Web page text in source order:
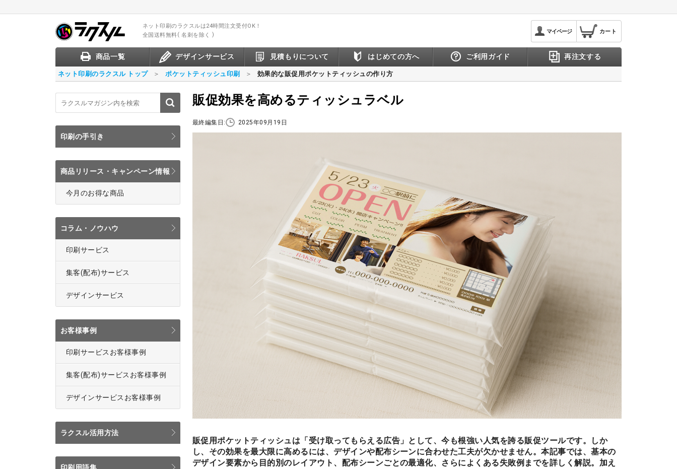
ネット印刷のラクスルは24時間注文受付OK！
全国送料無料
名刺を除く
マイページ カート
商品一覧 デザインサービス 見積もりについて はじめての方へ ご利用ガイド 再注文する
ネット印刷のラクスル トップ ポケットティッシュ印刷 効果的な販促用ポケットティッシュの作り方
印刷の手引き
商品リリース・キャンペーン情報
今月のお得な商品
コラム・ノウハウ
印刷サービス
集客(配布)サービス
デザインサービス
お客様事例
印刷サービスお客様事例
集客(配布)サービスお客様事例
デザインサービスお客様事例
ラクスル活用方法
販促効果を高めるティッシュラベル
最終編集日: 2025年09月19日
販促用ポケットティッシュは「受け取ってもらえる広告」として、今も根強い人気を誇る販促ツールです。しか
し、その効果を最大限に高めるには、デザインや配布シーンに合わせた工夫が欠かせません。本記事では、基本の
デザイン要素から目的別のレイアウト、配布シーンごとの最適化、さらによくある失敗例までを詳しく解説。加え